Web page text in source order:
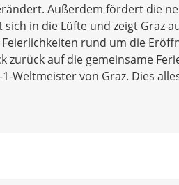
Außerdem fördert die
in die Lüfte und zeigt Graz
rund um die
zurück auf die gemeinsame
Weltmeister von Graz. Dies